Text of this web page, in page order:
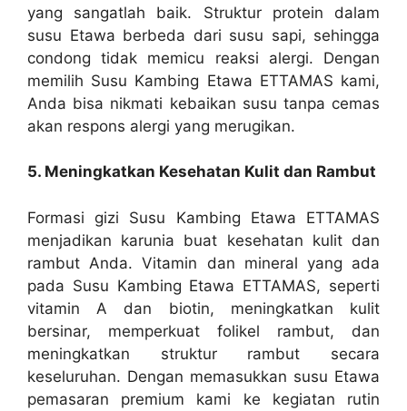
yang sangatlah baik. Struktur protein dalam
susu Etawa berbeda dari susu sapi, sehingga
condong tidak memicu reaksi alergi. Dengan
memilih Susu Kambing Etawa ETTAMAS kami,
Anda bisa nikmati kebaikan susu tanpa cemas
akan respons alergi yang merugikan.
5. Meningkatkan Kesehatan Kulit dan Rambut
Formasi gizi Susu Kambing Etawa ETTAMAS
menjadikan karunia buat kesehatan kulit dan
rambut Anda. Vitamin dan mineral yang ada
pada Susu Kambing Etawa ETTAMAS, seperti
vitamin A dan biotin, meningkatkan kulit
bersinar, memperkuat folikel rambut, dan
meningkatkan struktur rambut secara
keseluruhan. Dengan memasukkan susu Etawa
pemasaran premium kami ke kegiatan rutin